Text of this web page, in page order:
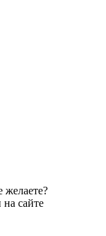
желаете?
сайте